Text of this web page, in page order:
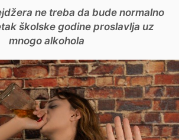
ne treba da bude normalno
školske godine proslavlja uz
mnogo alkohola